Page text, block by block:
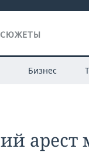
СЮЖЕТЫ
Бизнес
арест